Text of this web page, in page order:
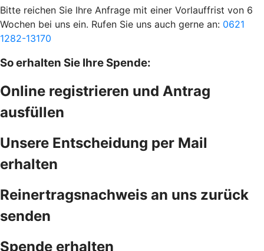
Bitte reichen Sie Ihre Anfrage mit einer Vorlauffrist von 6
Wochen bei uns ein. Rufen Sie uns auch gerne an: 0621
1282-13170
So erhalten Sie Ihre Spende:
Online registrieren und Antrag
ausfüllen
Unsere Entscheidung per Mail
erhalten
Reinertragsnachweis an uns zurück
senden
Spende erhalten